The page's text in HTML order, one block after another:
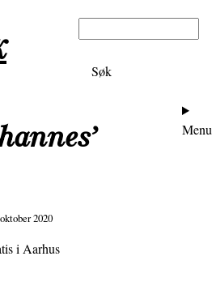
Søk
2020
i Aarhus
Menu